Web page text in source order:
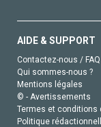
AIDE & SUPPORT
Contactez-nous / FAQ
Qui sommes-nous ?
Mentions légales
© - Avertissements
Termes et conditions
Politique